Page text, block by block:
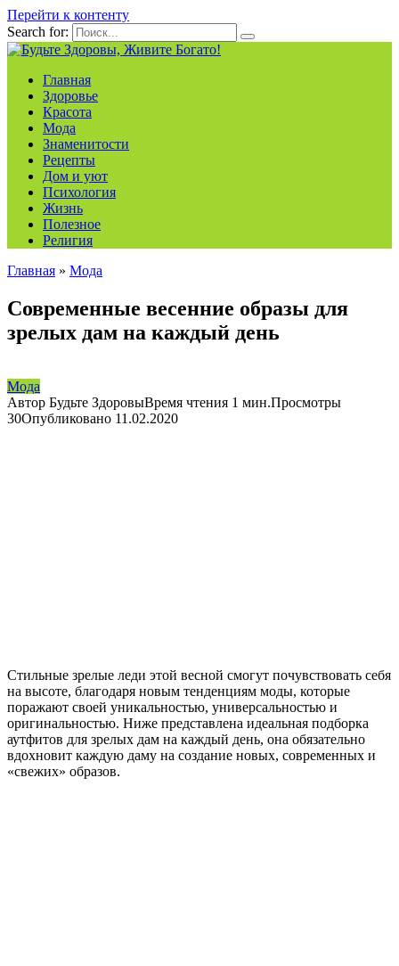
Перейти к контенту
Search for:
Главная
Здоровье
Красота
Мода
Знаменитости
Рецепты
Дом и уют
Психология
Жизнь
Полезное
Религия
Главная » Мода
Современные весенние образы для
зрелых дам на каждый день
Мода
Автор Будьте ЗдоровыВремя чтения 1 мин.Просмотры
30Опубликовано 11.02.2020
Стильные зрелые леди этой весной смогут почувствовать себя
на высоте, благодаря новым тенденциям моды, которые
поражают своей уникальностью, универсальностью и
оригинальностью. Ниже представлена идеальная подборка
аутфитов для зрелых дам на каждый день, она обязательно
вдохновит каждую даму на создание новых, современных и
«свежих» образов.